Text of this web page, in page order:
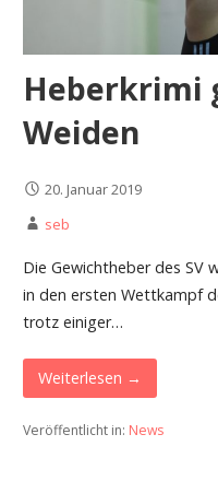
Heberkrimi
Weiden
20. Januar 2019
seb
Die Gewichtheber des SV
in den ersten Wettkampf
trotz einiger…
Weiterlesen →
Veröffentlicht in: News